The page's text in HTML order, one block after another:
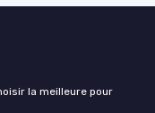
la meilleure pour